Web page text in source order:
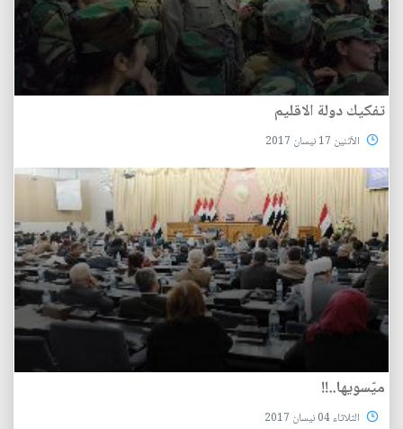
تفكيك دولة الاقليم
الأثنين 17 نيسان 2017
ميّسويها..!!
الثلاثاء 04 نيسان 2017